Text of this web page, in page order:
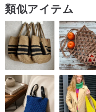
類似アイテム